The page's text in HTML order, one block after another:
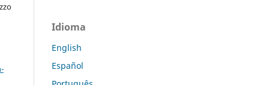
Idioma
English
Español